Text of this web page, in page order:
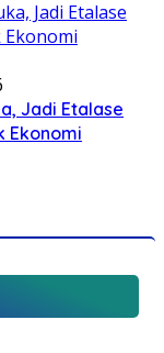
Jadi Etalase
Ekonomi